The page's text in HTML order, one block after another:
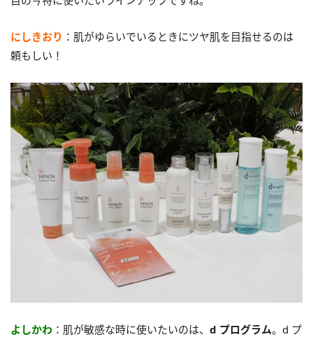
にしきおり ：肌がゆらいでいるときにツヤ肌を目指せるのは
頼もしい！
よしかわ ：肌が敏感な時に使いたいのは、 d プログラム。d プ